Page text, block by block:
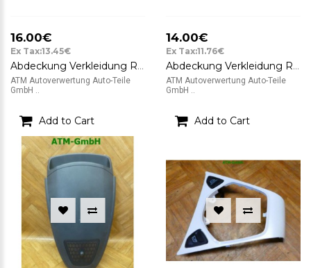
16.00€
Ex Tax:13.45€
Abdeckung Verkleidung Rahmen Bordcomputer Display Citroen C3 9637997177
ATM Autoverwertung Auto-Teile
GmbH ..
Add to Cart
14.00€
Ex Tax:11.76€
Abdeckung Verkleidung Rahmen Blende Citroen C3 9640705977
ATM Autoverwertung Auto-Teile
GmbH ..
Add to Cart